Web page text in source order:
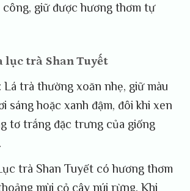
công, giữ được hương thơm tự
lục trà Shan Tuyết
: Lá trà thường xoăn nhẹ, giữ màu
sáng hoặc xanh đậm, đôi khi xen
tơ trắng đặc trưng của giống
trà Shan Tuyết có hương thơm
mùi cỏ cây núi rừng. Khi